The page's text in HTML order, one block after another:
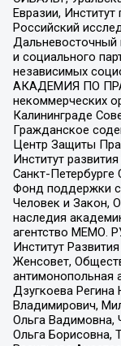
Евразии,
Российский
Дальневосточный
и социального
независимых
АКАДЕМИЯ ПО
некоммерческих
Калининграде
Гражданское
Центр Защиты
Институт
Санкт-Петербурге
Фонд поддержки
Человек и Закон,
наследия
агентство МЕМО.
Институт
Женсовет,
антимонопольная
Дзугкоева Регина
Владимирович,
Ольга Вадимовна,
Ольга Борисовна,